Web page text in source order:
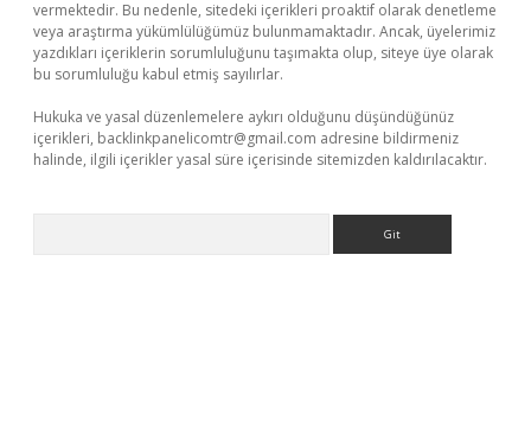
vermektedir. Bu nedenle, sitedeki içerikleri proaktif olarak denetleme
veya araştırma yükümlülüğümüz bulunmamaktadır. Ancak, üyelerimiz
yazdıkları içeriklerin sorumluluğunu taşımakta olup, siteye üye olarak
bu sorumluluğu kabul etmiş sayılırlar.
Hukuka ve yasal düzenlemelere aykırı olduğunu düşündüğünüz
içerikleri, backlinkpanelicomtr@gmail.com adresine bildirmeniz
halinde, ilgili içerikler yasal süre içerisinde sitemizden kaldırılacaktır.